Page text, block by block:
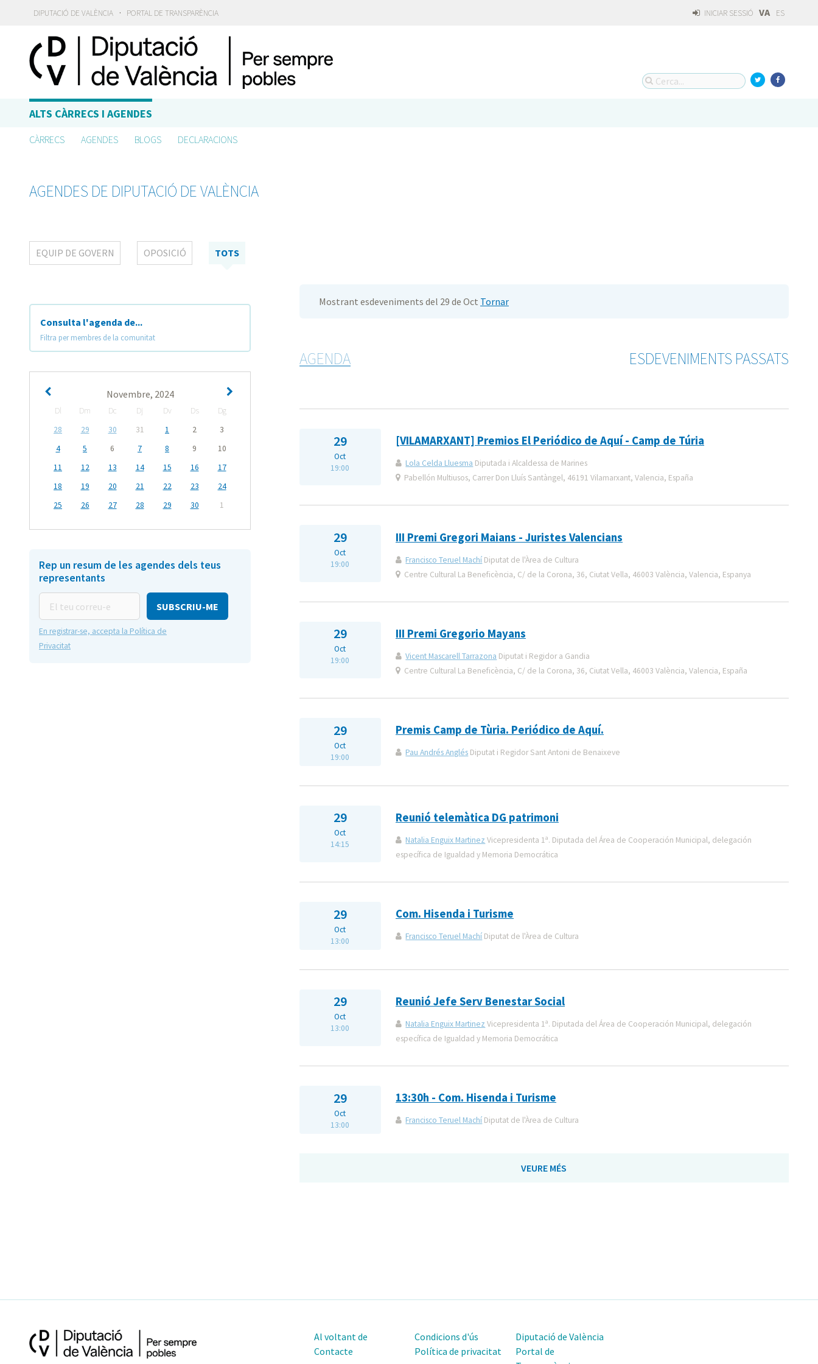
DIPUTACIÓ DE VALÈNCIA · PORTAL DE TRANSPARÈNCIA INICIAR SESSIÓ VA ES
ALTS CÀRRECS I AGENDES
CÀRRECS AGENDES BLOGS DECLARACIONS
AGENDES DE DIPUTACIÓ DE VALÈNCIA
EQUIP DE GOVERN OPOSICIÓ TOTS
Consulta l'agenda de...
Filtra per membres de la comunitat
Novembre, 2024
Dl Dm Dc Dj Dv Ds
Dg
28
29 30 31 1 2
3
4
5 6 7 8 9
10
11
12 13 14 15 16
17
18
19 20 21 22 23
24
25
26 27 28 29 30 1
Rep un resum de les agendes dels teus
representants
teu
correu-
e
En registrar-se, accepta la Política de
Privacitat
Mostrant esdeveniments del 29 de Oct Tornar
AGENDA ESDEVENIMENTS PASSATS
29
Oct
19:00
[VILAMARXANT] Premios El Periódico de Aquí - Camp de Túria
Lola Celda Lluesma Diputada i Alcaldessa de Marines
Pabellón Multiusos, Carrer Don Lluís Santàngel, 46191 Vilamarxant, Valencia, España
29
Oct
19:00
III Premi Gregori Maians - Juristes Valencians
Francisco Teruel Machí Diputat de l'Àrea de Cultura
Centre Cultural La Beneficència, C/ de la Corona, 36, Ciutat Vella, 46003 València, Valencia, Espanya
29
Oct
19:00
III Premi Gregorio Mayans
Vicent Mascarell Tarrazona Diputat i Regidor a Gandia
Centre Cultural La Beneficència, C/ de la Corona, 36, Ciutat Vella, 46003 València, Valencia, España
29
Oct
19:00
Premis Camp de Tùria. Periódico de Aquí.
Pau Andrés Anglés Diputat i Regidor Sant Antoni de Benaixeve
29
Oct
14:15
Reunió telemàtica DG patrimoni
Natalia Enguix Martinez Vicepresidenta 1ª. Diputada del Área de Cooperación Municipal, delegación
específica de Igualdad y Memoria Democrática
29
Oct
13:00
Com. Hisenda i Turisme
Francisco Teruel Machí Diputat de l'Àrea de Cultura
29
Oct
13:00
Reunió Jefe Serv Benestar Social
Natalia Enguix Martinez Vicepresidenta 1ª. Diputada del Área de Cooperación Municipal, delegación
específica de Igualdad y Memoria Democrática
29
Oct
13:00
13:30h - Com. Hisenda i Turisme
Francisco Teruel Machí Diputat de l'Àrea de Cultura
VEURE MÉS
Al voltant de
Contacte
Condicions d'ús
Política de privacitat
Diputació de València
Portal de